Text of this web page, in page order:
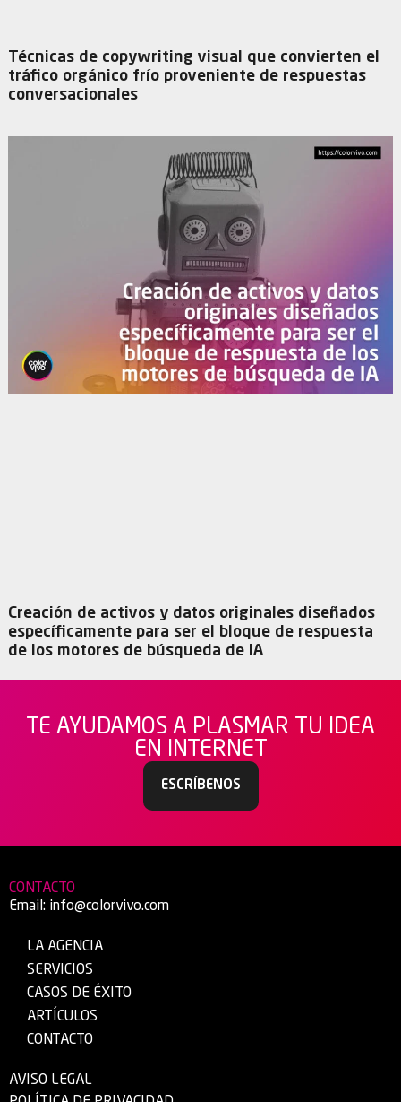
Técnicas de copywriting visual que convierten el
tráfico orgánico frío proveniente de respuestas
conversacionales
Creación de activos y datos originales diseñados
específicamente para ser el bloque de respuesta
de los motores de búsqueda de IA
TE AYUDAMOS A PLASMAR TU IDEA
EN INTERNET
ESCRÍBENOS
CONTACTO
Email: info@colorvivo.com
LA AGENCIA
SERVICIOS
CASOS DE ÉXITO
ARTÍCULOS
CONTACTO
AVISO LEGAL